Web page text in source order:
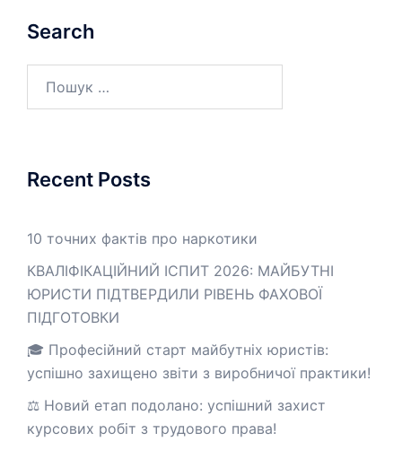
Search
Recent Posts
10 точних фактів про наркотики
КВАЛІФІКАЦІЙНИЙ ІСПИТ 2026: МАЙБУТНІ
ЮРИСТИ ПІДТВЕРДИЛИ РІВЕНЬ ФАХОВОЇ
ПІДГОТОВКИ
🎓 Професійний старт майбутніх юристів:
успішно захищено звіти з виробничої практики!
⚖️ Новий етап подолано: успішний захист
курсових робіт з трудового права!